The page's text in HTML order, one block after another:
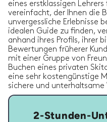
eines erstklassigen
vereinfacht, der Ihnen die
unvergessliche Erlebnisse
idealen Guide zu finden,
anhand ihres Profils, ihrer
Bewertungen früherer
mit einer Gruppe von
Buchen eines privaten
eine sehr kostengünstige
sichere und unterhaltsame
2-Stunden-